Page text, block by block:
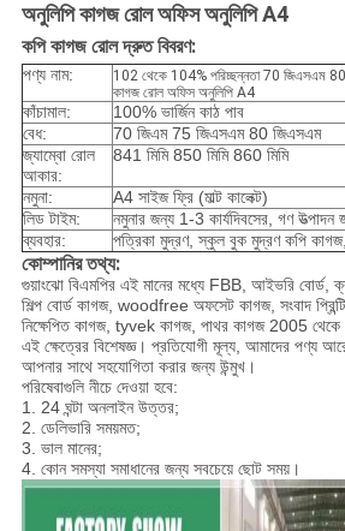
অনুলিপি কাগজ রোল অফিস অনুলিপি A4
কপি কাগজ রোল দ্রুত বিবরণ:
পণ্য নাম:
102 থেকে 104% পরিচ্ছন্নতা 70 জিএসএম 80
কাগজ রোল অফিস অনুলিপি A4
কাঁচামাল:
100% ভার্জিন কাঠ পাব
বেধ:
70 জিএম 75 জিএসএম 80 জিএসএম
জ্যাম্বো রোল
আকার:
841 মিমি 850 মিমি 860 মিমি
নমুনা:
A4 সাইজ ফ্রি (মাল্ট কালেক্ট)
লিড টাইম:
নমুনার জন্য 1-3 কার্যদিবসের, গণ
ব্যবহার:
পত্রিকা মুদ্রণ, স্কুল বুক মুদ্রণ কপি
কোম্পানির তথ্য:
গুয়াংঝো বিএমপির এই মানের মধ্যে FBB, আইভরি বোর্ড,
শিল্প বোর্ড কাগজ, woodfree অফসেট কাগজ, সংবাদ
নিক্ষেপিত কাগজ, tyvek কাগজ, পাথর কাগজ 2005 থেকে
এই ক্ষেত্রের বিশেষজ্ঞ। প্রতিযোগী মূল্য, আমাদের পণ্য
আপনার সাথে সহযোগিতা করার জন্য উন্মুখ।
পরিষেবাগুলি নীচে দেওয়া হবে:
1. 24 ঘন্টা অনলাইন উত্তর;
2. ডেলিভারি সময়মত;
3. ভাল মানের;
4. কোন সমস্যা সমাধানের জন্য সবচেয়ে ছোট সময়।